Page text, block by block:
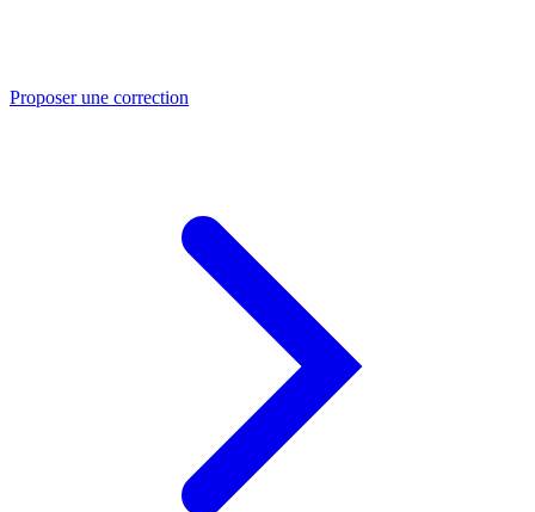
Proposer une correction